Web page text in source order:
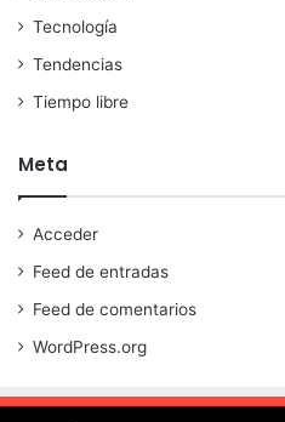
Tecnología
Tendencias
Tiempo libre
Meta
Acceder
Feed de entradas
Feed de comentarios
WordPress.org